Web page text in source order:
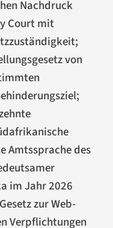
Nachdruck
Court mit
von
Amtssprache des
im Jahr 2026
zur Web-
Verpflichtungen